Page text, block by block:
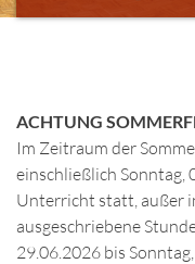
ACHTUNG
Im Zeitraum der
einschließlich Sonntag,
Unterricht statt, außer
ausgeschriebene
29.06.2026 bis